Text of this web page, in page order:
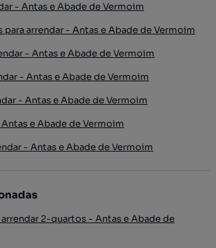
- Antas e Abade de Vermoim
para arrendar - Antas e Abade de Vermoim
- Antas e Abade de Vermoim
- Antas e Abade de Vermoim
- Antas e Abade de Vermoim
e Abade de Vermoim
- Antas e Abade de Vermoim
2-quartos - Antas e Abade de